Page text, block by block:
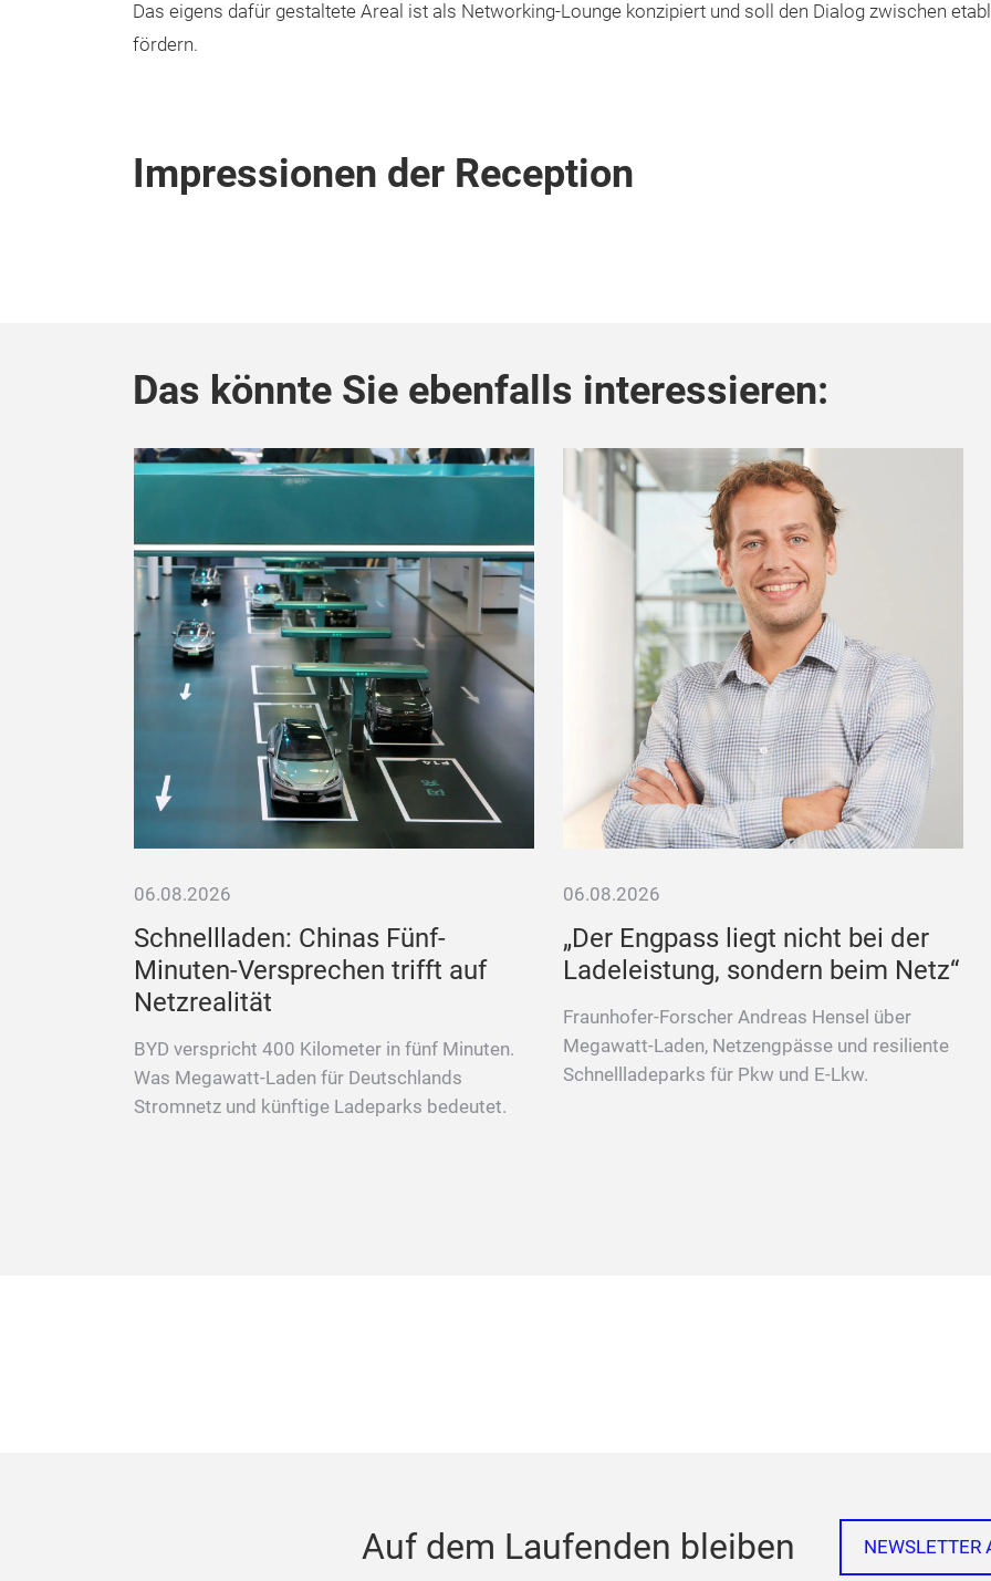
Das eigens dafür gestaltete Areal ist als Networking-Lounge konzipiert und soll den Dialog zwischen
fördern.
Impressionen der Reception
Das könnte Sie ebenfalls interessieren:
06.08.2026
Schnellladen: Chinas Fünf-
Minuten-Versprechen trifft auf
Netzrealität
BYD verspricht 400 Kilometer in fünf Minuten.
Was Megawatt-Laden für Deutschlands
Stromnetz und künftige Ladeparks bedeutet.
06.08.2026
„Der Engpass liegt nicht bei der
Ladeleistung, sondern beim Netz“
Fraunhofer-Forscher Andreas Hensel über
Megawatt-Laden, Netzengpässe und resiliente
Schnellladeparks für Pkw und E-Lkw.
Auf dem Laufenden bleiben NEWSLETTER